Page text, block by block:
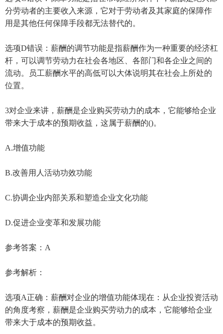
分劳动者的主要收入来源，它对于劳动者及其家庭的保障作
用是其他任何保障手段都无法替代的。
选项D错误：薪酬的调节功能是指薪酬作为一种重要的经济杠
杆，可以调节劳动力在社会各地区、各部门和各企业之间的
流动。员工薪酬水平的高低可以大体说明其在社会上所处的
位置。
3对企业来讲，薪酬是企业购买劳动力的成本，它能够给企业
带来大于成本的预期收益，这属于薪酬的()。
A.增值功能
B.改善用人活动功效功能
C.协调企业内部关系和塑造企业文化功能
D.促进企业变革和发展功能
参考答案：A
参考解析：
选项A正确：薪酬对企业的增值功能体现在：从企业投资活动
的角度考察，薪酬是企业购买劳动力的成本，它能够给企业
带来大于成本的预期收益。